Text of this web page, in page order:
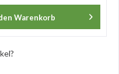
Warenkorb